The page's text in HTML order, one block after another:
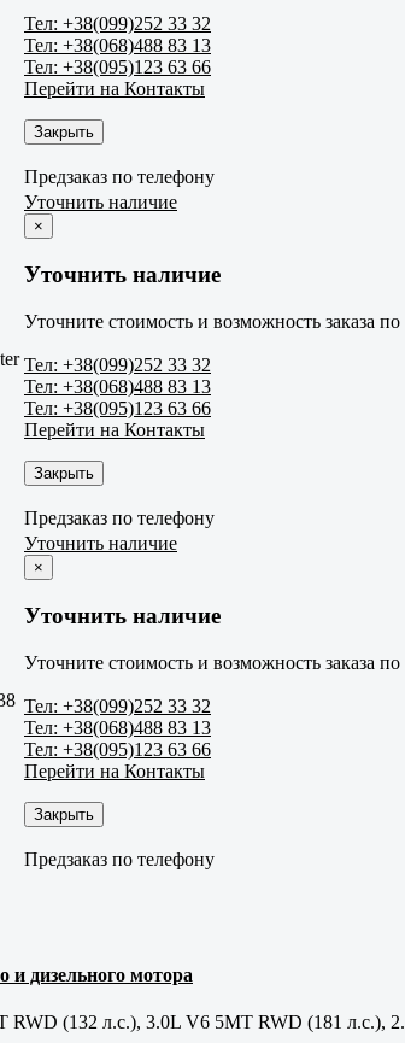
Тел: +38(099)252 33 32
Тел: +38(068)488 83 13
Тел: +38(095)123 63 66
Перейти на Контакты
Закрыть
Предзаказ по телефону
Уточнить наличие
×
Уточнить наличие
Уточните стоимость и возможность заказа
Тел: +38(099)252 33 32
Тел: +38(068)488 83 13
Тел: +38(095)123 63 66
Перейти на Контакты
Закрыть
Предзаказ по телефону
Уточнить наличие
×
Уточнить наличие
Уточните стоимость и возможность заказа
Тел: +38(099)252 33 32
Тел: +38(068)488 83 13
Тел: +38(095)123 63 66
Перейти на Контакты
Закрыть
Предзаказ по телефону
и дизельного мотора
(132 л.с.), 3.0L V6 5MT RWD (181 л.с.),